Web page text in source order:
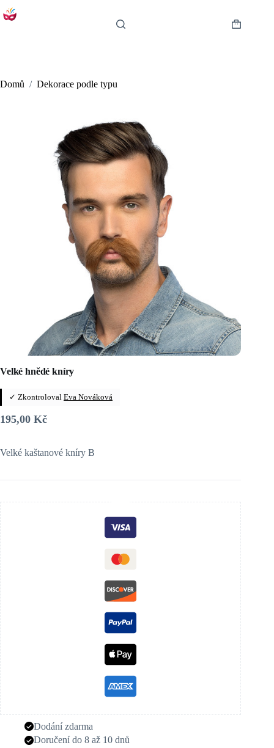
to
Shopping
Domů / Dekorace podle typu
Velké hnědé kníry
✓ Zkontroloval Eva Nováková
195,00 Kč
Velké kaštanové kníry B
Dodání zdarma
Doručení do 8 až 10 dnů